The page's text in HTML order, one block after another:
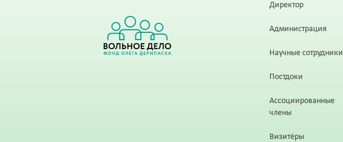
Директор
Администрация
Научные сотрудники
Постдоки
Ассоциированные
члены
Визитёры